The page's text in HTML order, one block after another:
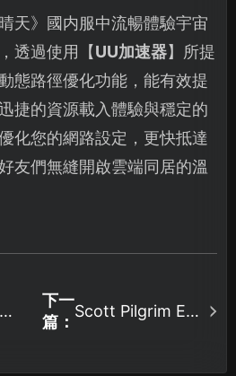
天》國内服中流暢體驗宇宙
透過使用【UU加速器】所提
態路徑優化功能，能有效提
捷的資源載入體驗與穩定的
化您的網路設定，更快抵達
友們無縫開啟雲端同居的溫
下一
篇：
Scott Pilgrim EX